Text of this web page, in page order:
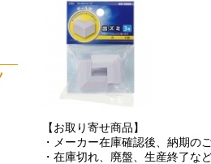
【お取り寄せ商品】
・メーカー在庫確認後、納期の
・在庫切れ、廃盤、生産終了な